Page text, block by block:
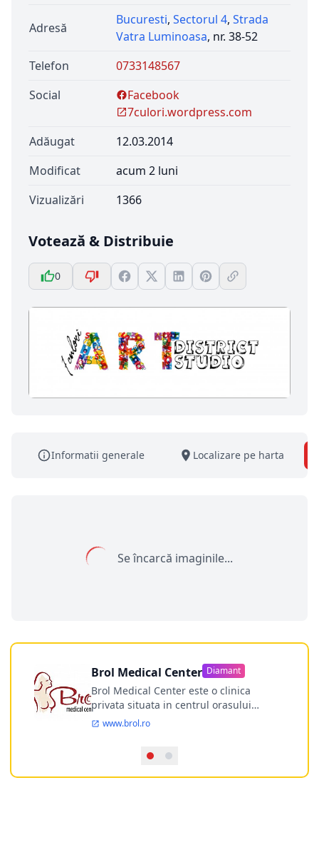
Adresă
Bucuresti, Sectorul 4, Strada
Vatra Luminoasa, nr. 38-52
Telefon
0733148567
Social
Facebook
7culori.wordpress.com
Adăugat
12.03.2014
Modificat
acum 2 luni
Vizualizări
1366
Votează & Distribuie
0
Informatii generale Localizare pe harta
Se încarcă imaginile...
Brol Medical Center Diamant
Brol Medical Center este o clinica
privata situata in centrul orasului
Timisoara avand o experienta de
desfasoara activitatea intr-un spital
ultramodern.
www.brol.ro